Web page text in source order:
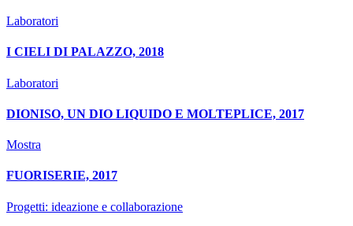
Laboratori
I CIELI DI PALAZZO, 2018
Laboratori
DIONISO, UN DIO LIQUIDO E MOLTEPLICE, 2017
Mostra
FUORISERIE, 2017
Progetti: ideazione e collaborazione